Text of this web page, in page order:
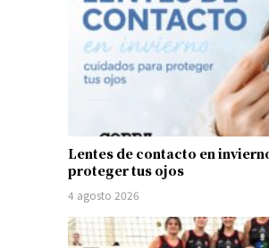
Lentes de contacto en
proteger tus ojos
4 agosto 2026